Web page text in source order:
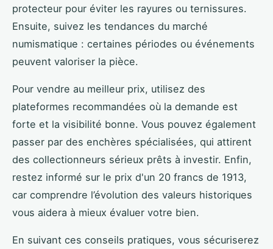
protecteur pour éviter les rayures ou ternissures.
Ensuite, suivez les tendances du marché
numismatique : certaines périodes ou événements
peuvent valoriser la pièce.
Pour vendre au meilleur prix, utilisez des
plateformes recommandées où la demande est
forte et la visibilité bonne. Vous pouvez également
passer par des enchères spécialisées, qui attirent
des collectionneurs sérieux prêts à investir. Enfin,
restez informé sur le prix d'un 20 francs de 1913,
car comprendre l’évolution des valeurs historiques
vous aidera à mieux évaluer votre bien.
En suivant ces conseils pratiques, vous sécuriserez